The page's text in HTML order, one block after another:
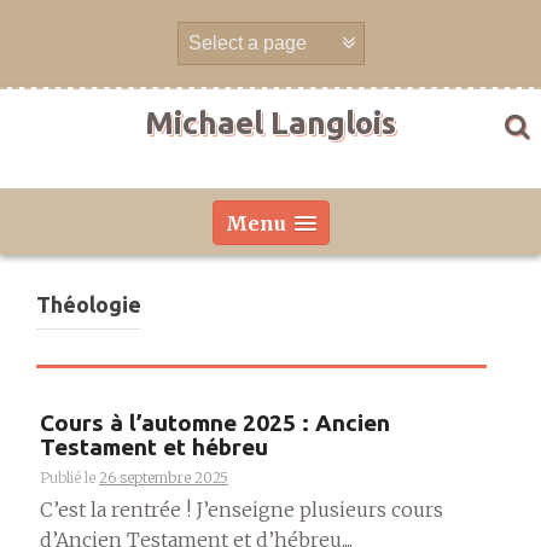
Michael Langlois
Menu
Théologie
Cours à l’automne 2025 : Ancien
Testament et hébreu
Publié le 26 septembre 2025
C’est la rentrée ! J’enseigne plusieurs cours
d’Ancien Testament et d’hébreu....